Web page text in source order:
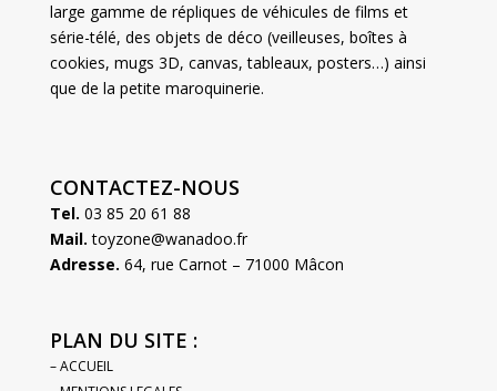
large gamme de répliques de véhicules de films et
série-télé, des objets de déco (veilleuses, boîtes à
cookies, mugs 3D, canvas, tableaux, posters…) ainsi
que de la petite maroquinerie.
CONTACTEZ-NOUS
Tel. 03 85 20 61 88
Mail. toyzone@wanadoo.fr
Adresse. 64, rue Carnot – 71000 Mâcon
PLAN DU SITE :
– ACCUEIL